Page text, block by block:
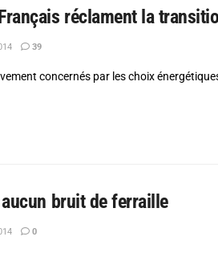
réclament la
39
concernés par les choix
aucun bruit de ferraille
0